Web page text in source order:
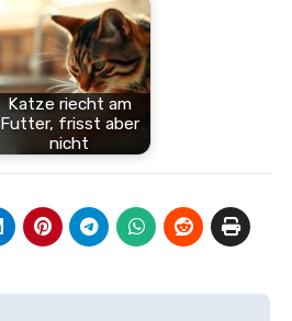
Katze riecht am
Futter, frisst aber
nicht